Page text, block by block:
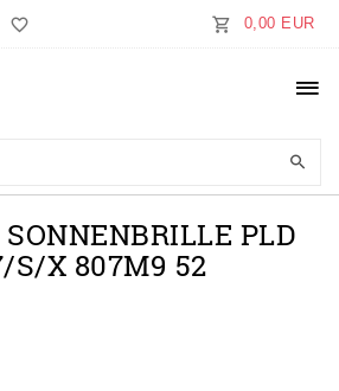
0,00 EUR
PLD
S/X 807M9 52